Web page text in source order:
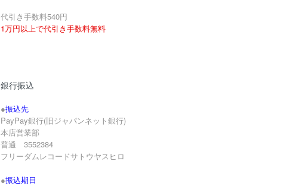
代引き手数料540円
1万円以上で代引き手数料無料
銀行振込
●振込先
PayPay銀行(旧ジャパンネット銀行)
本店営業部
普通 3552384
フリーダムレコードサトウヤスヒロ
●振込期日